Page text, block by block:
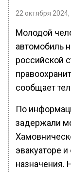
22 октября 2024,
Молодой
автомобиль
российской
сообщает
По
задержали
эвакуаторе
назначения.